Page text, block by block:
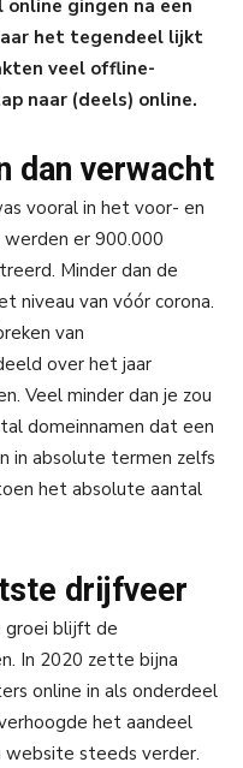
online gingen na een
het tegendeel lijkt
veel offline-
naar (deels) online.
dan verwacht
vooral in het voor- en
er 900.000
Minder dan de
niveau van vóór corona.
van
over het jaar
Veel minder dan je zou
domeinnamen dat een
in absolute termen zelfs
het absolute aantal
drijfveer
groei blijft de
In 2020 zette bijna
online in als onderdeel
het aandeel
steeds verder.